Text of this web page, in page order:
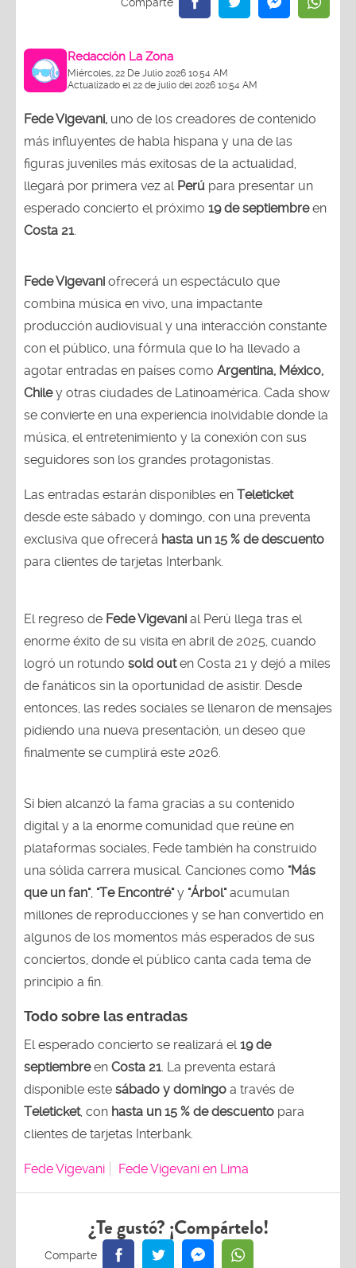
Redacción La Zona
Miércoles, 22 De Julio 2026 10:54 AM
Actualizado el 22 de julio del 2026 10:54 AM
Fede Vigevani, uno de los creadores de contenido
más influyentes de habla hispana y una de las
figuras juveniles más exitosas de la actualidad,
llegará por primera vez al Perú para presentar un
esperado concierto el próximo 19 de septiembreen
Costa 21.
Fede Vigevani ofrecerá un espectáculo que
combina música en vivo, una impactante
producción audiovisual y una interacción constante
con el público, una fórmula que lo ha llevado a
agotar entradas en países como Argentina, México,
Chiley otras ciudades de Latinoamérica. Cada show
se convierte en una experiencia inolvidable donde la
música, el entretenimiento y la conexión con sus
seguidores son los grandes protagonistas.
Las entradas estarán disponibles en Teleticket
desde este sábado y domingo, con una preventa
exclusiva que ofrecerá hasta un 15 % de descuento
para clientes de tarjetas Interbank.
El regreso de Fede Vigevani al Perú llega tras el
enorme éxito de su visita en abril de 2025, cuando
logró un rotundo sold outen Costa 21 y dejó a miles
de fanáticos sin la oportunidad de asistir. Desde
entonces, las redes sociales se llenaron de mensajes
pidiendo una nueva presentación, un deseo que
finalmente se cumplirá este 2026.
Si bien alcanzó la fama gracias a su contenido
digital y a la enorme comunidad que reúne en
plataformas sociales, Fede también ha construido
una sólida carrera musical. Canciones como "Más
que un fan", "Te Encontré"y "Árbol"acumulan
millones de reproducciones y se han convertido en
algunos de los momentos más esperados de sus
conciertos, donde el público canta cada tema de
principio a fin.
Todo sobre las entradas
El esperado concierto se realizará el19 de
septiembreen Costa 21. La preventa estará
disponible este sábado y domingo a través de
Teleticket, con hasta un 15 % de descuento para
clientes de tarjetas Interbank.
Fede Vigevani Fede Vigevani en Lima
¿Te gustó? ¡Compártelo!